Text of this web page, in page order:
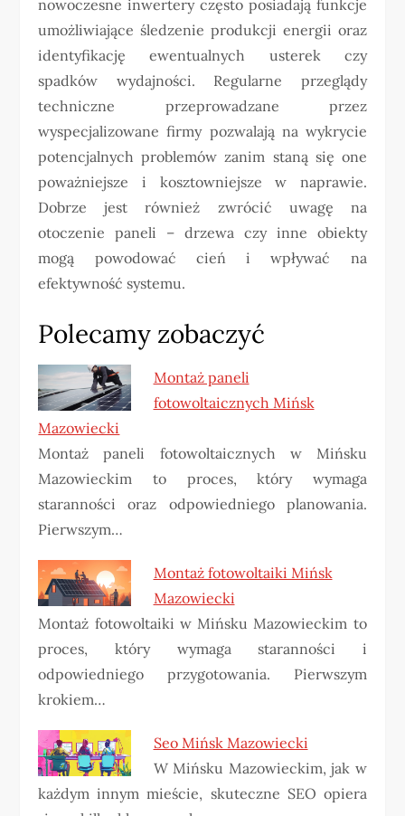
nowoczesne inwertery często posiadają funkcje
umożliwiające śledzenie produkcji energii oraz
identyfikację ewentualnych usterek czy
spadków wydajności. Regularne przeglądy
techniczne przeprowadzane przez
wyspecjalizowane firmy pozwalają na wykrycie
potencjalnych problemów zanim staną się one
poważniejsze i kosztowniejsze w naprawie.
Dobrze jest również zwrócić uwagę na
otoczenie paneli – drzewa czy inne obiekty
mogą powodować cień i wpływać na
efektywność systemu.
Polecamy zobaczyć
Montaż paneli
fotowoltaicznych Mińsk
Mazowiecki
Montaż paneli fotowoltaicznych w Mińsku
Mazowieckim to proces, który wymaga
staranności oraz odpowiedniego planowania.
Pierwszym…
Montaż fotowoltaiki Mińsk
Mazowiecki
Montaż fotowoltaiki w Mińsku Mazowieckim to
proces, który wymaga staranności i
odpowiedniego przygotowania. Pierwszym
krokiem…
Seo Mińsk Mazowiecki
W Mińsku Mazowieckim, jak w
każdym innym mieście, skuteczne SEO opiera